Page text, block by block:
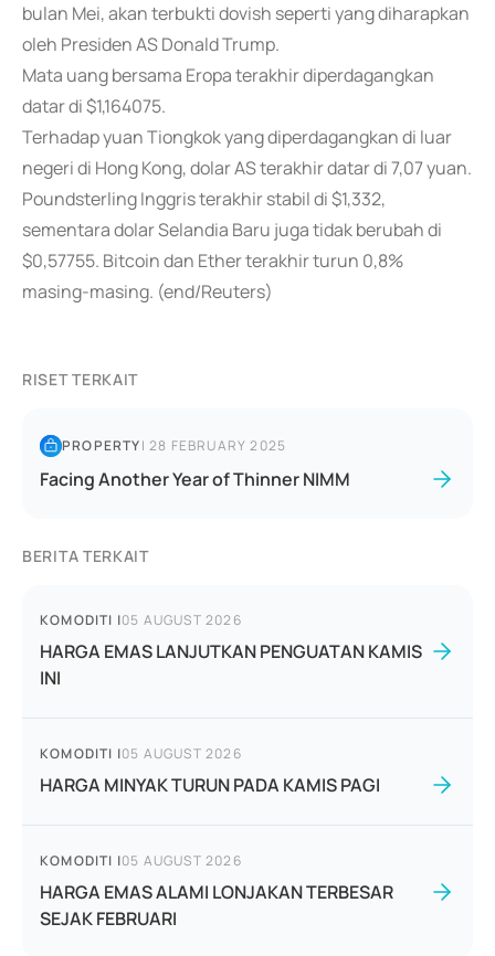
bulan Mei, akan terbukti dovish seperti yang diharapkan
oleh Presiden AS Donald Trump.
Mata uang bersama Eropa terakhir diperdagangkan
datar di $1,164075.
Terhadap yuan Tiongkok yang diperdagangkan di luar
negeri di Hong Kong, dolar AS terakhir datar di 7,07 yuan.
Poundsterling Inggris terakhir stabil di $1,332,
sementara dolar Selandia Baru juga tidak berubah di
$0,57755. Bitcoin dan Ether terakhir turun 0,8%
masing-masing. (end/Reuters)
RISET TERKAIT
PROPERTY|28 FEBRUARY 2025
Facing Another Year of Thinner NIMM
BERITA TERKAIT
KOMODITI |05 AUGUST 2026
HARGA EMAS LANJUTKAN PENGUATAN KAMIS
INI
KOMODITI |05 AUGUST 2026
HARGA MINYAK TURUN PADA KAMIS PAGI
KOMODITI |05 AUGUST 2026
HARGA EMAS ALAMI LONJAKAN TERBESAR
SEJAK FEBRUARI